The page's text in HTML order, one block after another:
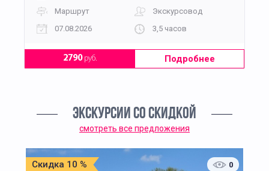
Маршрут
Экскурсовод
07.08.2026
3,5 часов
2790руб. Подробнее
ЭКСКУРСИИ СО СКИДКОЙ
смотреть все предложения
Скидка 10 % 0